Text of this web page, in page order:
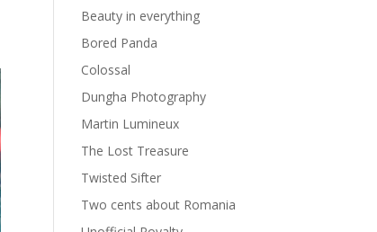
Beauty in everything
Bored Panda
Colossal
Dungha Photography
Martin Lumineux
The Lost Treasure
Twisted Sifter
Two cents about Romania